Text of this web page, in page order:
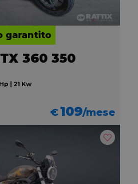
garantito
360 350
| 21 Kw
€109/mese